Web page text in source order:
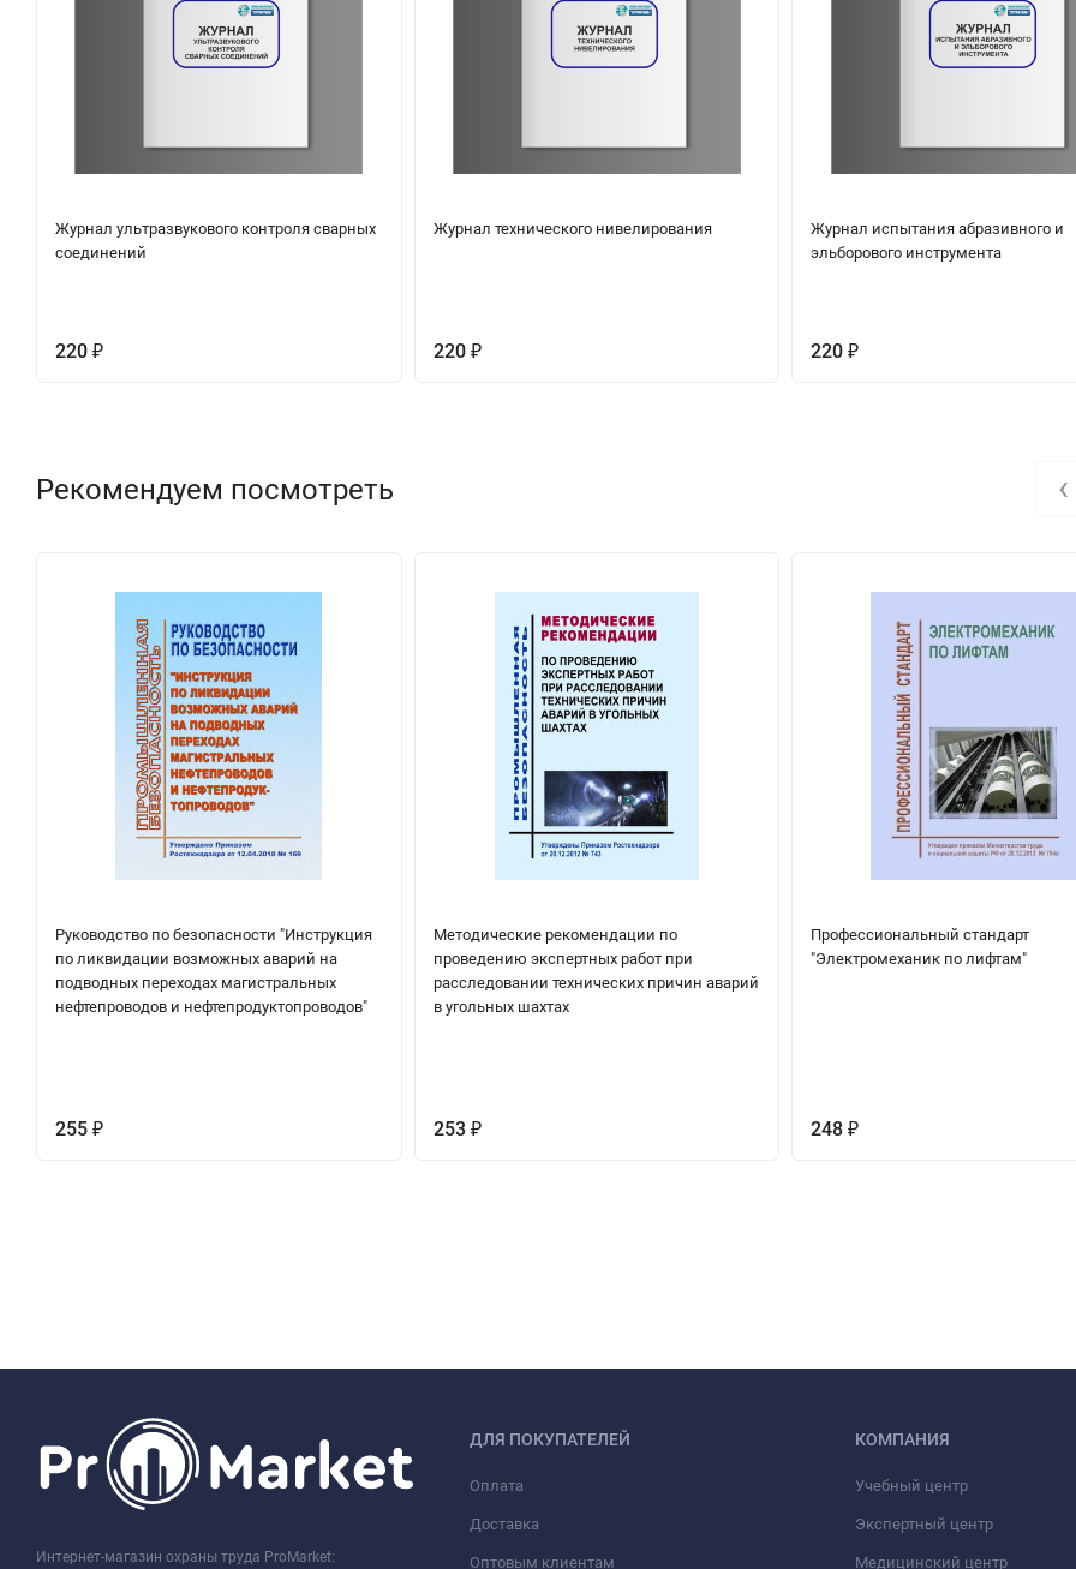
Журнал ультразвукового контроля сварных
соединений
220 ₽
Журнал технического нивелирования
220 ₽
Журнал испытания абразивного и
эльборового инструмента
220₽
Рекомендуем посмотреть
Руководство по безопасности "Инструкция
по ликвидации возможных аварий на
подводных переходах магистральных
нефтепроводов и нефтепродуктопроводов"
255 ₽
Методические рекомендации по
проведению экспертных работ при
расследовании технических причин аварий
в угольных шахтах
253 ₽
Профессиональный стандарт
"Электромеханик по лифтам"
248₽
‹
Интернет-магазин охраны труда ProMarket:
ДЛЯ ПОКУПАТЕЛЕЙ
Оплата
Доставка
Оптовым клиентам
КОМПАНИЯ
Учебный центр
Экспертный центр
Медицинский центр